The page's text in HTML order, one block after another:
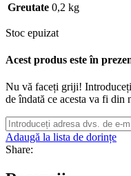
Greutate 0,2 kg
Stoc epuizat
Acest produs este în
Nu vă faceți griji!
de îndată ce acesta va fi din
Adaugă la lista de dorințe
Share: